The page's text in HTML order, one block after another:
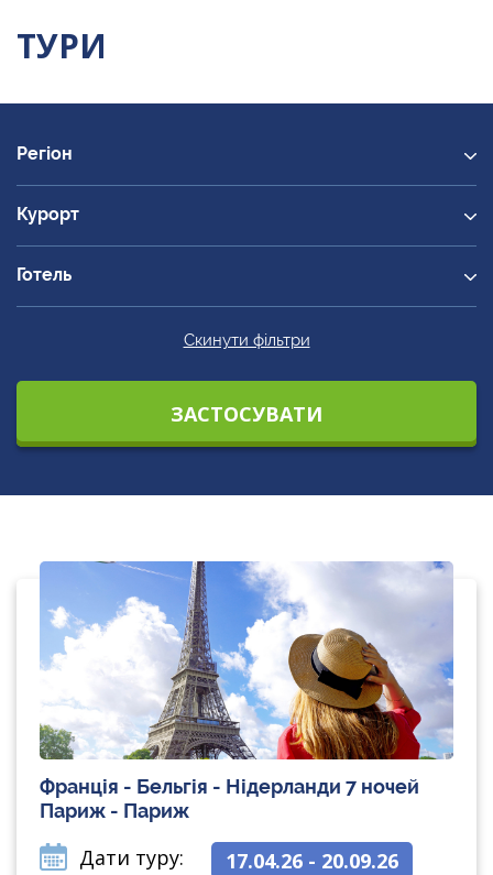
ТУРИ
Регіон
Курорт
Готель
Скинути фільтри
Франція - Бельгія - Нідерланди 7 ночей
Париж - Париж
Дати туру:
17.04.26 - 20.09.26